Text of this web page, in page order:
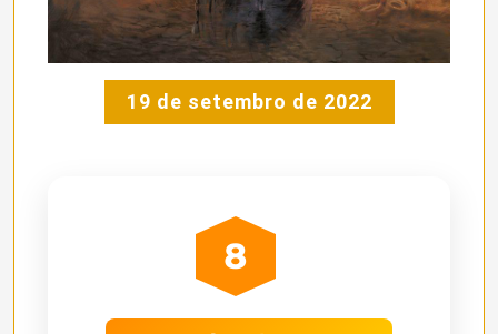
19 de setembro de 2022
8